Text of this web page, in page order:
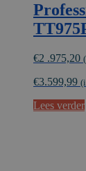
€2 .975,20
€3.599,99
Lees verder